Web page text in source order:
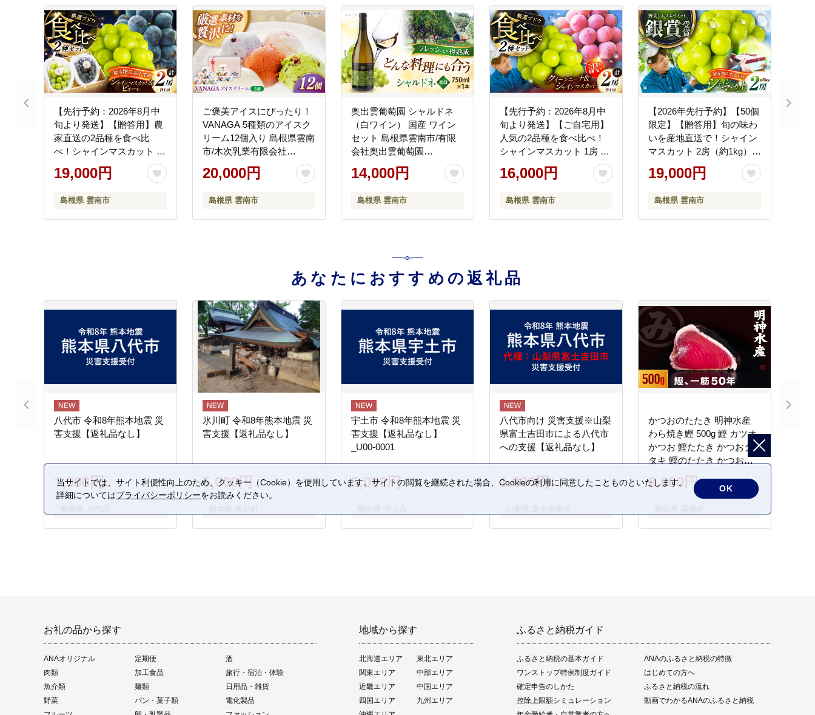
【先行予約：2026年8月中
旬より発送】【贈答用】農
家直送の2品種を食べ比
べ！シャインマスカット 1
房 ピオーネ 1房（約950g）
秀品・化粧箱入り 島根県雲
[AIAB016]
19,000円
島根県 雲南市
ご褒美アイスにぴったり！
VANAGA 5種類のアイスク
リーム12個入り 島根県雲南
市/木次乳業有限会社
20,000円
島根県 雲南市
奥出雲葡萄園 シャルドネ
（白ワイン） 国産 ワイン
セット 島根県雲南市/有限
会社奥出雲葡萄園
14,000円
島根県 雲南市
【先行予約：2026年8月中
旬より発送】【ご自宅用】
人気の2品種を食べ比べ！
シャインマスカット 1房 ク
イーンニーナ 1房（約
950g）簡易包装 訳あり 島
[AIAB013]
16,000円
島根県 雲南市
【2026年先行予約】【50個
限定】【贈答用】旬の味わ
いを産地直送で！シャイン
マスカット 2房（約1kg）秀
品・化粧箱入り 島根県雲南
市/ギアファーム [AIAB001]
19,000円
島根県 雲南市
あなたにおすすめの返礼品
八代市 令和8年熊本地震 災
害支援【返礼品なし】
1,000円
氷川町 令和8年熊本地震 災
害支援【返礼品なし】
5,000円
宇土市 令和8年熊本地震 災
害支援【返礼品なし】
_U00-0001
5,000円
八代市向け 災害支援※山梨
県富士吉田市による八代市
への支援【返礼品なし】
1,000円
かつおのたたき 明神水産
わら焼き鰹 500g 鰹 カツオ
かつお 鰹たたき かつおタ
タキ 鰹のたたき かつおの
タタキ 藁焼き わら焼き 魚
さかな 海鮮 刺身 お刺身 冷
凍 ご家庭用 グルメ 特産品
ご当地 本場 高知 黒潮町 ギ
フト 贈答品 人気 返礼品 ふ
8,000円
お礼の品から探す
ANAオリジナル 定期便
酒
肉類
加工食品
旅行・宿泊・体験
魚介類
麺類
日用品・雑貨
野菜
パン・菓子類
電化製品
地域から探す
北海道エリア
東北エリア
関東エリア
中部エリア
近畿エリア
中国エリア
四国エリア
九州エリア
ふるさと納税ガイド
ふるさと納税の基本ガイド
ANAのふるさと納税の特徴
ワンストップ特例制度ガイド
はじめての方へ
確定申告のしかた
ふるさと納税の流れ
控除上限額シミュレーション
動画でわかるANAのふるさと納税
当サイトでは、サイト利便性向上のため、クッキー（Cookie）を使用しています。サイトの閲覧を継続された場合、Cookieの利用に同意したことものといたします。
詳細についてはプライバシーポリシーをお読みください。
OK